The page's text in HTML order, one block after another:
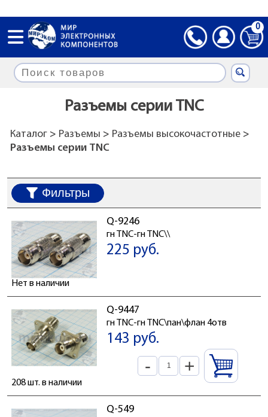
0
Разъемы серии TNC
Каталог> Разъемы > Разъемы высокочастотные>
Разъемы серии TNC
Фильтры
Q-9246
гн TNC-гн TNC\\
225 руб.
Нет в наличии
Q-9447
гн TNC-гн TNC\пан\флан 4отв
143 руб.
- +
208 шт. в наличии
Q-549